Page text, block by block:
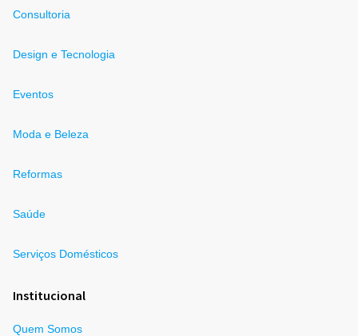
Consultoria
Design e Tecnologia
Eventos
Moda e Beleza
Reformas
Saúde
Serviços Domésticos
Institucional
Quem Somos